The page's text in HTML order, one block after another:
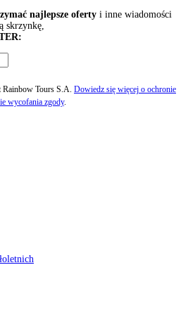
najlepsze oferty i inne wiadomości
skrzynkę,
Rainbow Tours S.A. Dowiedz się więcej o ochronie
wycofania zgody.